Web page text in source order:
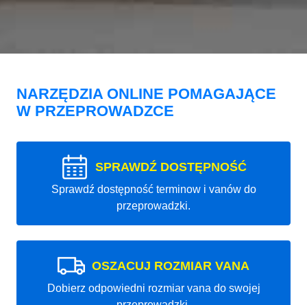
NARZĘDZIA ONLINE POMAGAJĄCE
W PRZEPROWADZCE
SPRAWDŹ DOSTĘPNOŚĆ
Sprawdź dostępność terminow i vanów do
przeprowadzki.
OSZACUJ ROZMIAR VANA
Dobierz odpowiedni rozmiar vana do swojej